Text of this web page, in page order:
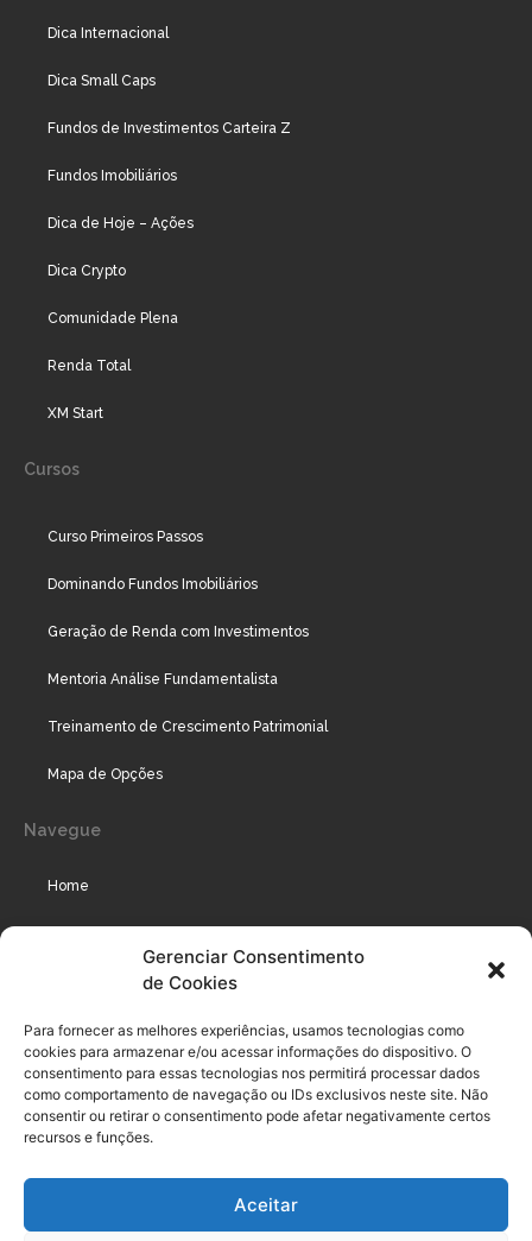
Gerenciar Consentimento
de Cookies
Para fornecer as melhores experiências, usamos tecnologias como
cookies para armazenar e/ou acessar informações do dispositivo. O
consentimento para essas tecnologias nos permitirá processar dados
como comportamento de navegação ou IDs exclusivos neste site. Não
consentir ou retirar o consentimento pode afetar negativamente certos
recursos e funções.
Aceitar
Dica Internacional
Dica Small Caps
Fundos de Investimentos Carteira Z
Fundos Imobiliários
Dica de Hoje – Ações
Dica Crypto
Comunidade Plena
Renda Total
XM Start
Cursos
Curso Primeiros Passos
Dominando Fundos Imobiliários
Geração de Renda com Investimentos
Mentoria Análise Fundamentalista
Treinamento de Crescimento Patrimonial
Mapa de Opções
Navegue
Home
Podcast
Legal
Termo de uso do usuário e assinante